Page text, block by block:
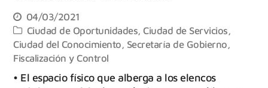
04/03/2021
Ciudad de Oportunidades ,Ciudad de Servicios
Ciudad del Conocimiento Secretaría de Gobierno,
Fiscalización y Control
• El espacio físico que alberga a los elencos